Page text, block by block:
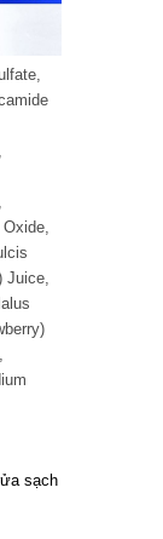
Juice,
sạch